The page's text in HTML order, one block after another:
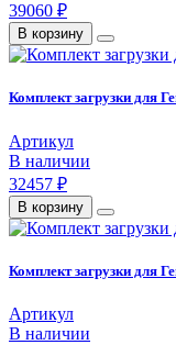
39060 ₽
В корзину
Комплект загрузки для
Артикул
В наличии
32457 ₽
В корзину
Комплект загрузки для
Артикул
В наличии